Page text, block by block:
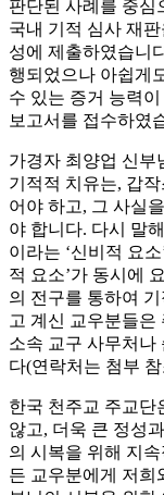
판단된 사례를 중심
국내 기적 심사 재
성에 제출하였습니
행되었으나 아쉽게
수 있는 증거 능력
보고서를 접수하였
가경자 최양업 신부
기적적 치유는, 갑
어야 하고, 그 사실
야 합니다. 다시 말
이라는 ‘신비적 요
적 요소’가 동시에
의 전구를 통하여
고 계신 교우분들은
소속 교구 사무처나
다(연락처는 첨부 참
한국 천주교 주교단
않고, 더욱 큰 정성
의 시복을 위해 지
든 교우분에게 저희